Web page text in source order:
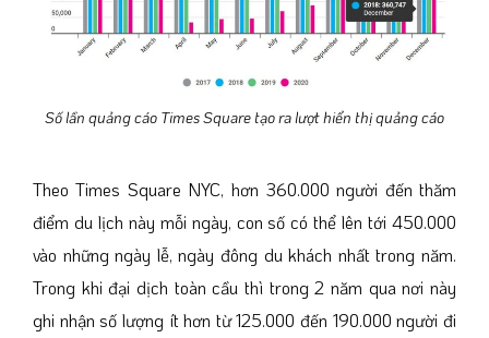
Số lần quảng cáo Times Square tạo ra lượt hiển thị quảng cáo
Theo Times Square NYC, hơn 360.000 người đến thăm
điểm du lịch này mỗi ngày, con số có thể lên tới 450.000
vào những ngày lễ, ngày đông du khách nhất trong năm.
Trong khi đại dịch toàn cầu thì trong 2 năm qua nơi này
ghi nhận số lượng ít hơn từ 125.000 đến 190.000 người đi